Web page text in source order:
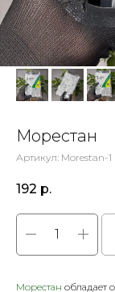
Морестан
Артикул: Morestan-1
192 р.
Морестан обладает